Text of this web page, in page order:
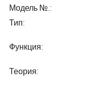
Модель №.:
Тип:
Функция:
Теория: